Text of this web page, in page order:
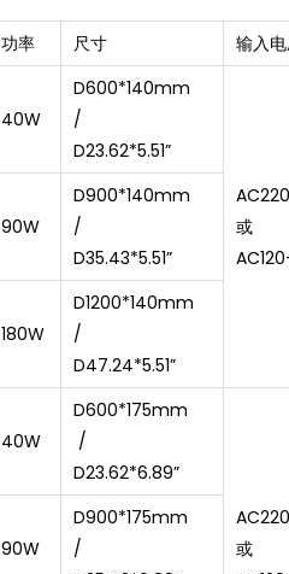
功率 尺寸 输入
40W
D600*140mm
/
D23.62*5.51”
或
90W
D900*140mm
/
D35.43*5.51”
180W
D1200*140mm
/
D47.24*5.51”
40W
D600*175mm
/
D23.62*6.89”
或
90W
D900*175mm
/